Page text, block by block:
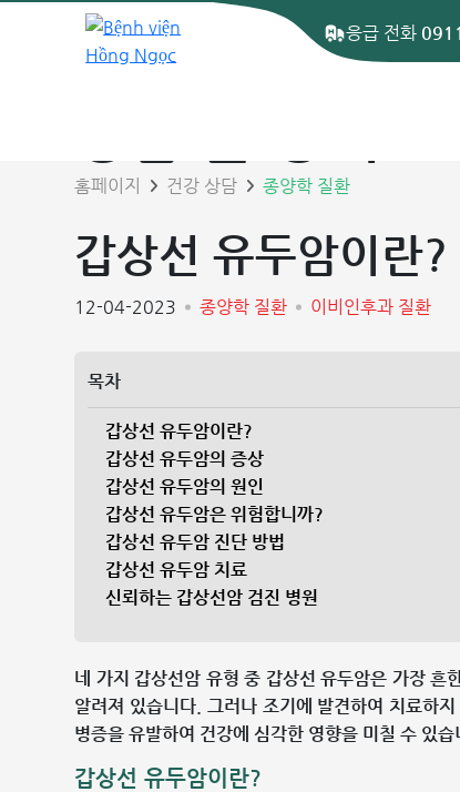
응급 전화
홈페이지 건강 상담 종양학 질환
갑상선 유두암이란
12-04-2023 종양학 질환 이비인후과 질환
목차
갑상선 유두암이란?
갑상선 유두암의 증상
갑상선 유두암의 원인
갑상선 유두암은 위험합니까?
갑상선 유두암 진단 방법
갑상선 유두암 치료
신뢰하는 갑상선암 검진 병원
네 가지 갑상선암 유형 중 갑상선 유두암은 가장
알려져 있습니다. 그러나 조기에 발견하여 치료하
병증을 유발하여 건강에 심각한 영향을 미칠 수 있습
갑상선 유두암이란?